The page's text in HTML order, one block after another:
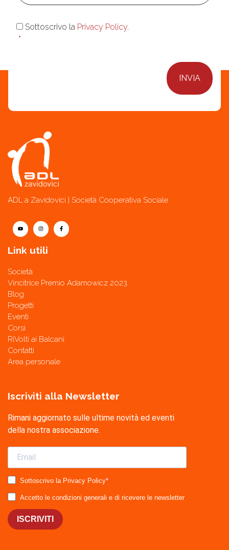
Consenso
Sottoscrivo la Privacy Policy.
*
ADL a Zavidovici | Società Cooperativa Sociale
Link utili
Società
Vincitrice Premio Adamowicz 2023
Blog
Progetti
Eventi
Corsi
RiVolti ai Balcani
Contatti
Area personale
Iscriviti alla Newsletter
Rimani aggiornato sulle ultime novità ed eventi
della nostra associazione.
Sottoscrivo la Privacy Policy*
Accetto le condizioni generali e di ricevere le newsletter
ISCRIVITI